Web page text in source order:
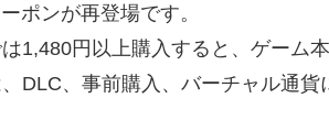
ポンが再登場です。
1,480円以上購入すると、ゲーム
DLC、事前購入、バーチャル通